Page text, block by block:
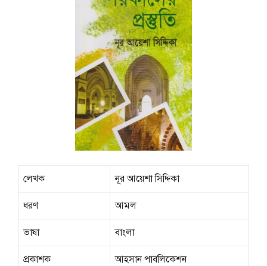
লেখক নূর আয়েশা সিদ্দিকা
ধরণ আমল
ভাষা বাংলা
প্রকাশক আহসান পাবলিকেশন